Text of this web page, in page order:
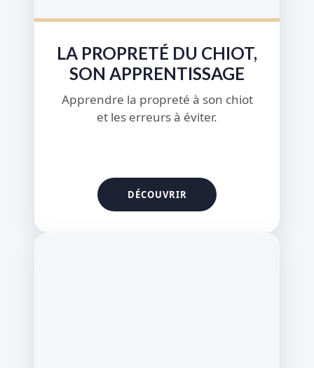
LA PROPRETÉ DU CHIOT,
SON APPRENTISSAGE
Apprendre la propreté à son chiot
et les erreurs à éviter.